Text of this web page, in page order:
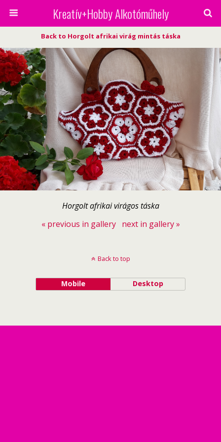
Kreatív+Hobby Alkotóműhely
Back to Horgolt afrikai virág mintás táska
Horgolt afrikai virágos táska
« previous in gallery
next in gallery »
Back to top
Mobile Desktop